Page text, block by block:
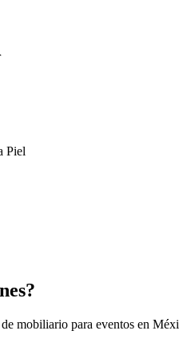
Piel
mobiliario para eventos en